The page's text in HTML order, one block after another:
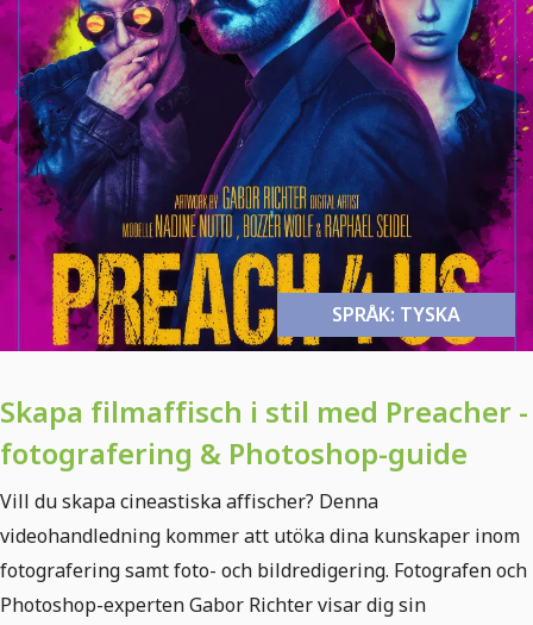
SPRÅK: TYSKA
Skapa filmaffisch i stil med Preacher -
fotografering & Photoshop-guide
Vill du skapa cineastiska affischer? Denna
videohandledning kommer att utöka dina kunskaper inom
fotografering samt foto- och bildredigering. Fotografen och
Photoshop-experten Gabor Richter visar dig sin